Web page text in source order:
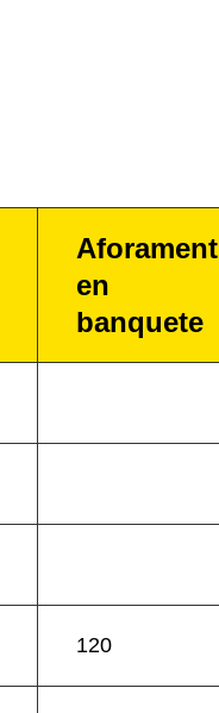
Aforament
en
banquete
120